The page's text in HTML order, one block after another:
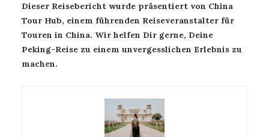
Dieser Reisebericht wurde präsentiert von China
Tour Hub, einem führenden Reiseveranstalter für
Touren in China. Wir helfen Dir gerne, Deine
Peking-Reise zu einem unvergesslichen Erlebnis zu
machen.